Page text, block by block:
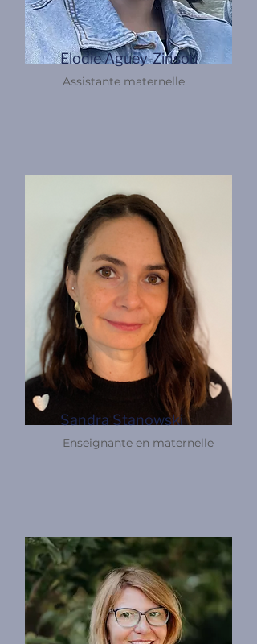
Elodie Aguey-Zinsou
Assistante maternelle
Sandra Stanowski
Enseignante en maternelle